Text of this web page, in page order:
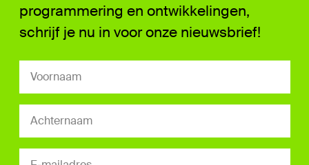
programmering en ontwikkelingen,
schrijf je nu in voor onze nieuwsbrief!